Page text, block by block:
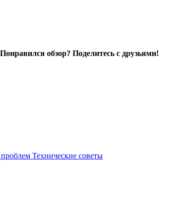
обзор? Поделитесь с друзьями!
Технические советы